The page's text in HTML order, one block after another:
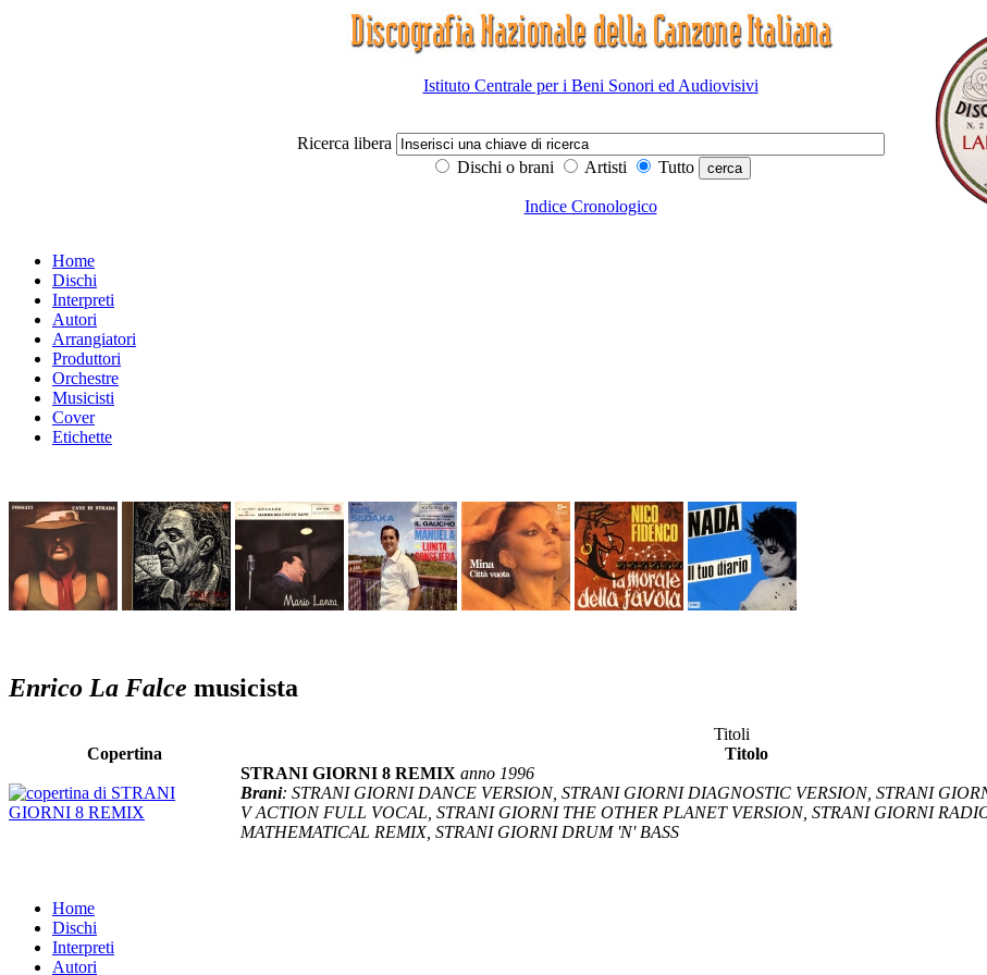
Istituto Centrale per i Beni Sonori ed Audiovisivi
Ricerca libera
Dischi o brani
Artisti Tutto
Indice Cronologico
Home
Dischi
Interpreti
Autori
Arrangiatori
Produttori
Orchestre
Musicisti
Cover
Etichette
Enrico La Falce musicista
Titoli
Copertina
Titolo
STRANI GIORNI 8 REMIX anno 1996
Brani: STRANI GIORNI DANCE VERSION, STRANI GIORNI DIAGNOSTIC VERSION, STRANI
V ACTION FULL VOCAL, STRANI GIORNI THE OTHER PLANET VERSION, STRANI GIORNI
MATHEMATICAL REMIX, STRANI GIORNI DRUM 'N' BASS
Home
Dischi
Interpreti
Autori